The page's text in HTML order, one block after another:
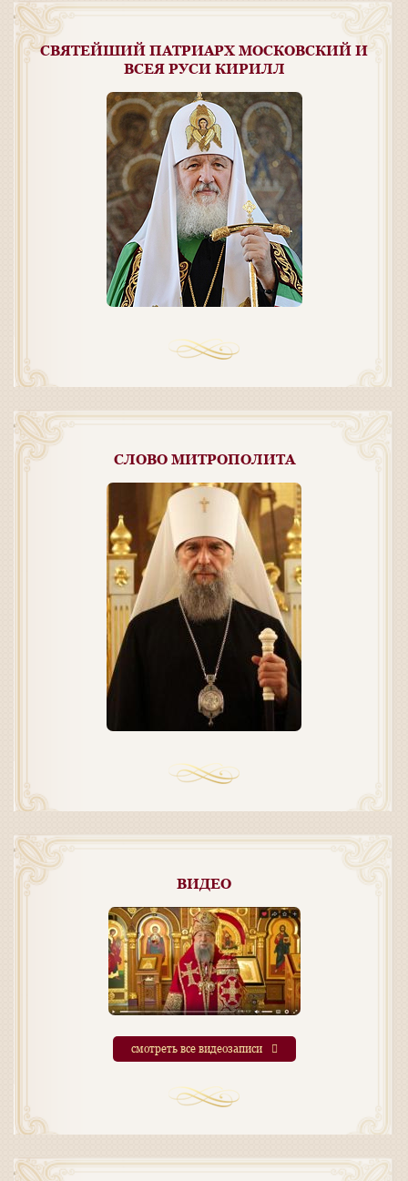
СВЯТЕЙШИЙ ПАТРИАРХ МОСКОВСКИЙ И
ВСЕЯ РУСИ КИРИЛЛ
СЛОВО МИТРОПОЛИТА
ВИДЕО
смотреть все видеозаписи